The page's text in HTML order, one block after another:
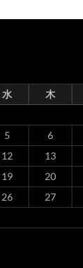
水 木
5 6
12 13
19 20
26 27